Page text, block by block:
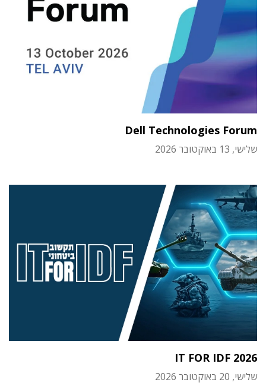
Dell Technologies Forum
שלישי, 13 באוקטובר 2026
IT FOR IDF 2026
שלישי, 20 באוקטובר 2026